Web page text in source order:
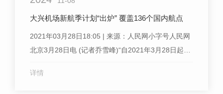
大兴机场新航季计划“出炉” 覆盖136个国内航点
2021年03月28日18:05 | 来源：人民网小字号人民网
北京3月28日电 (记者乔雪峰)“自2021年3月28日起，
运行管理部值班经理陈华接受人...
详情